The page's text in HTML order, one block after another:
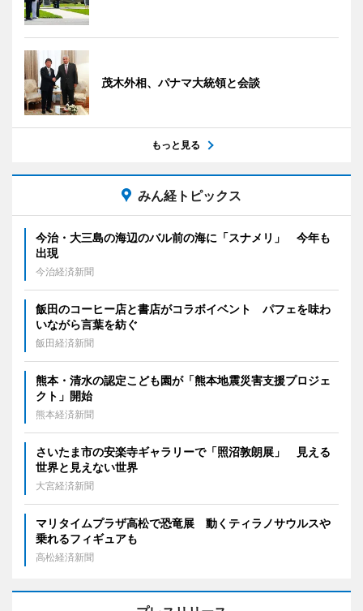
茂木外相、パナマ大統領と会談
もっと見る
みん経トピックス
今治・大三島の海辺のバル前の海に「スナメリ」 今年も
出現
今治経済新聞
飯田のコーヒー店と書店がコラボイベント パフェを味わ
いながら言葉を紡ぐ
飯田経済新聞
熊本・清水の認定こども園が「熊本地震災害支援プロジェ
クト」開始
熊本経済新聞
さいたま市の安楽寺ギャラリーで「照沼敦朗展」 見える
世界と見えない世界
大宮経済新聞
マリタイムプラザ高松で恐竜展 動くティラノサウルスや
乗れるフィギュアも
高松経済新聞